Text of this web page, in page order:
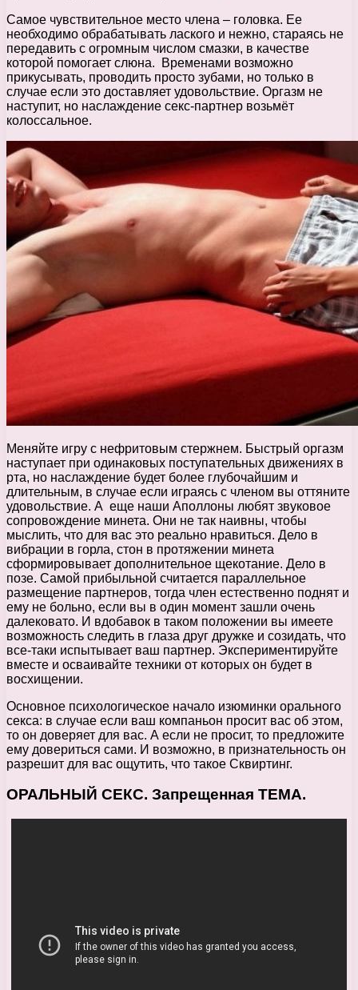
Самое чувствительное место члена – головка. Ее
необходимо обрабатывать лаского и нежно, стараясь не
передавить с огромным числом смазки, в качестве
которой помогает слюна. Временами возможно
прикусывать, проводить просто зубами, но только в
случае если это доставляет удовольствие. Оргазм не
наступит, но наслаждение секс-партнер возьмёт
колоссальное.
Меняйте игру с нефритовым стержнем. Быстрый оргазм
наступает при одинаковых поступательных движениях в
рта, но наслаждение будет более глубочайшим и
длительным, в случае если играясь с членом вы оттяните
удовольствие. А еще наши Аполлоны любят звуковое
сопровождение минета. Они не так наивны, чтобы
мыслить, что для вас это реально нравиться. Дело в
вибрации в горла, стон в протяжении минета
сформировывает дополнительное щекотание. Дело в
позе. Самой прибыльной считается параллельное
размещение партнеров, тогда член естественно поднят и
ему не больно, если вы в один момент зашли очень
далековато. И вдобавок в таком положении вы имеете
возможность следить в глаза друг дружке и созидать, что
все-таки испытывает ваш партнер. Экспериментируйте
вместе и осваивайте техники от которых он будет в
восхищении.
Основное психологическое начало изюминки орального
секса: в случае если ваш компаньон просит вас об этом,
то он доверяет для вас. А если не просит, то предложите
ему довериться сами. И возможно, в признательность он
разрешит для вас ощутить, что такое Сквиртинг.
ОРАЛЬНЫЙ СЕКС. Запрещенная ТЕМА.